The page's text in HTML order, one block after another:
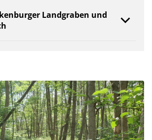
Landgraben und